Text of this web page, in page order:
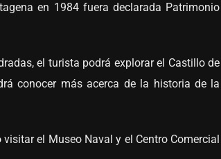
en 1984 fuera declarada Patrimonio
el turista podrá explorar el Castillo de
conocer más acerca de la historia de la
el Museo Naval y el Centro Comercial